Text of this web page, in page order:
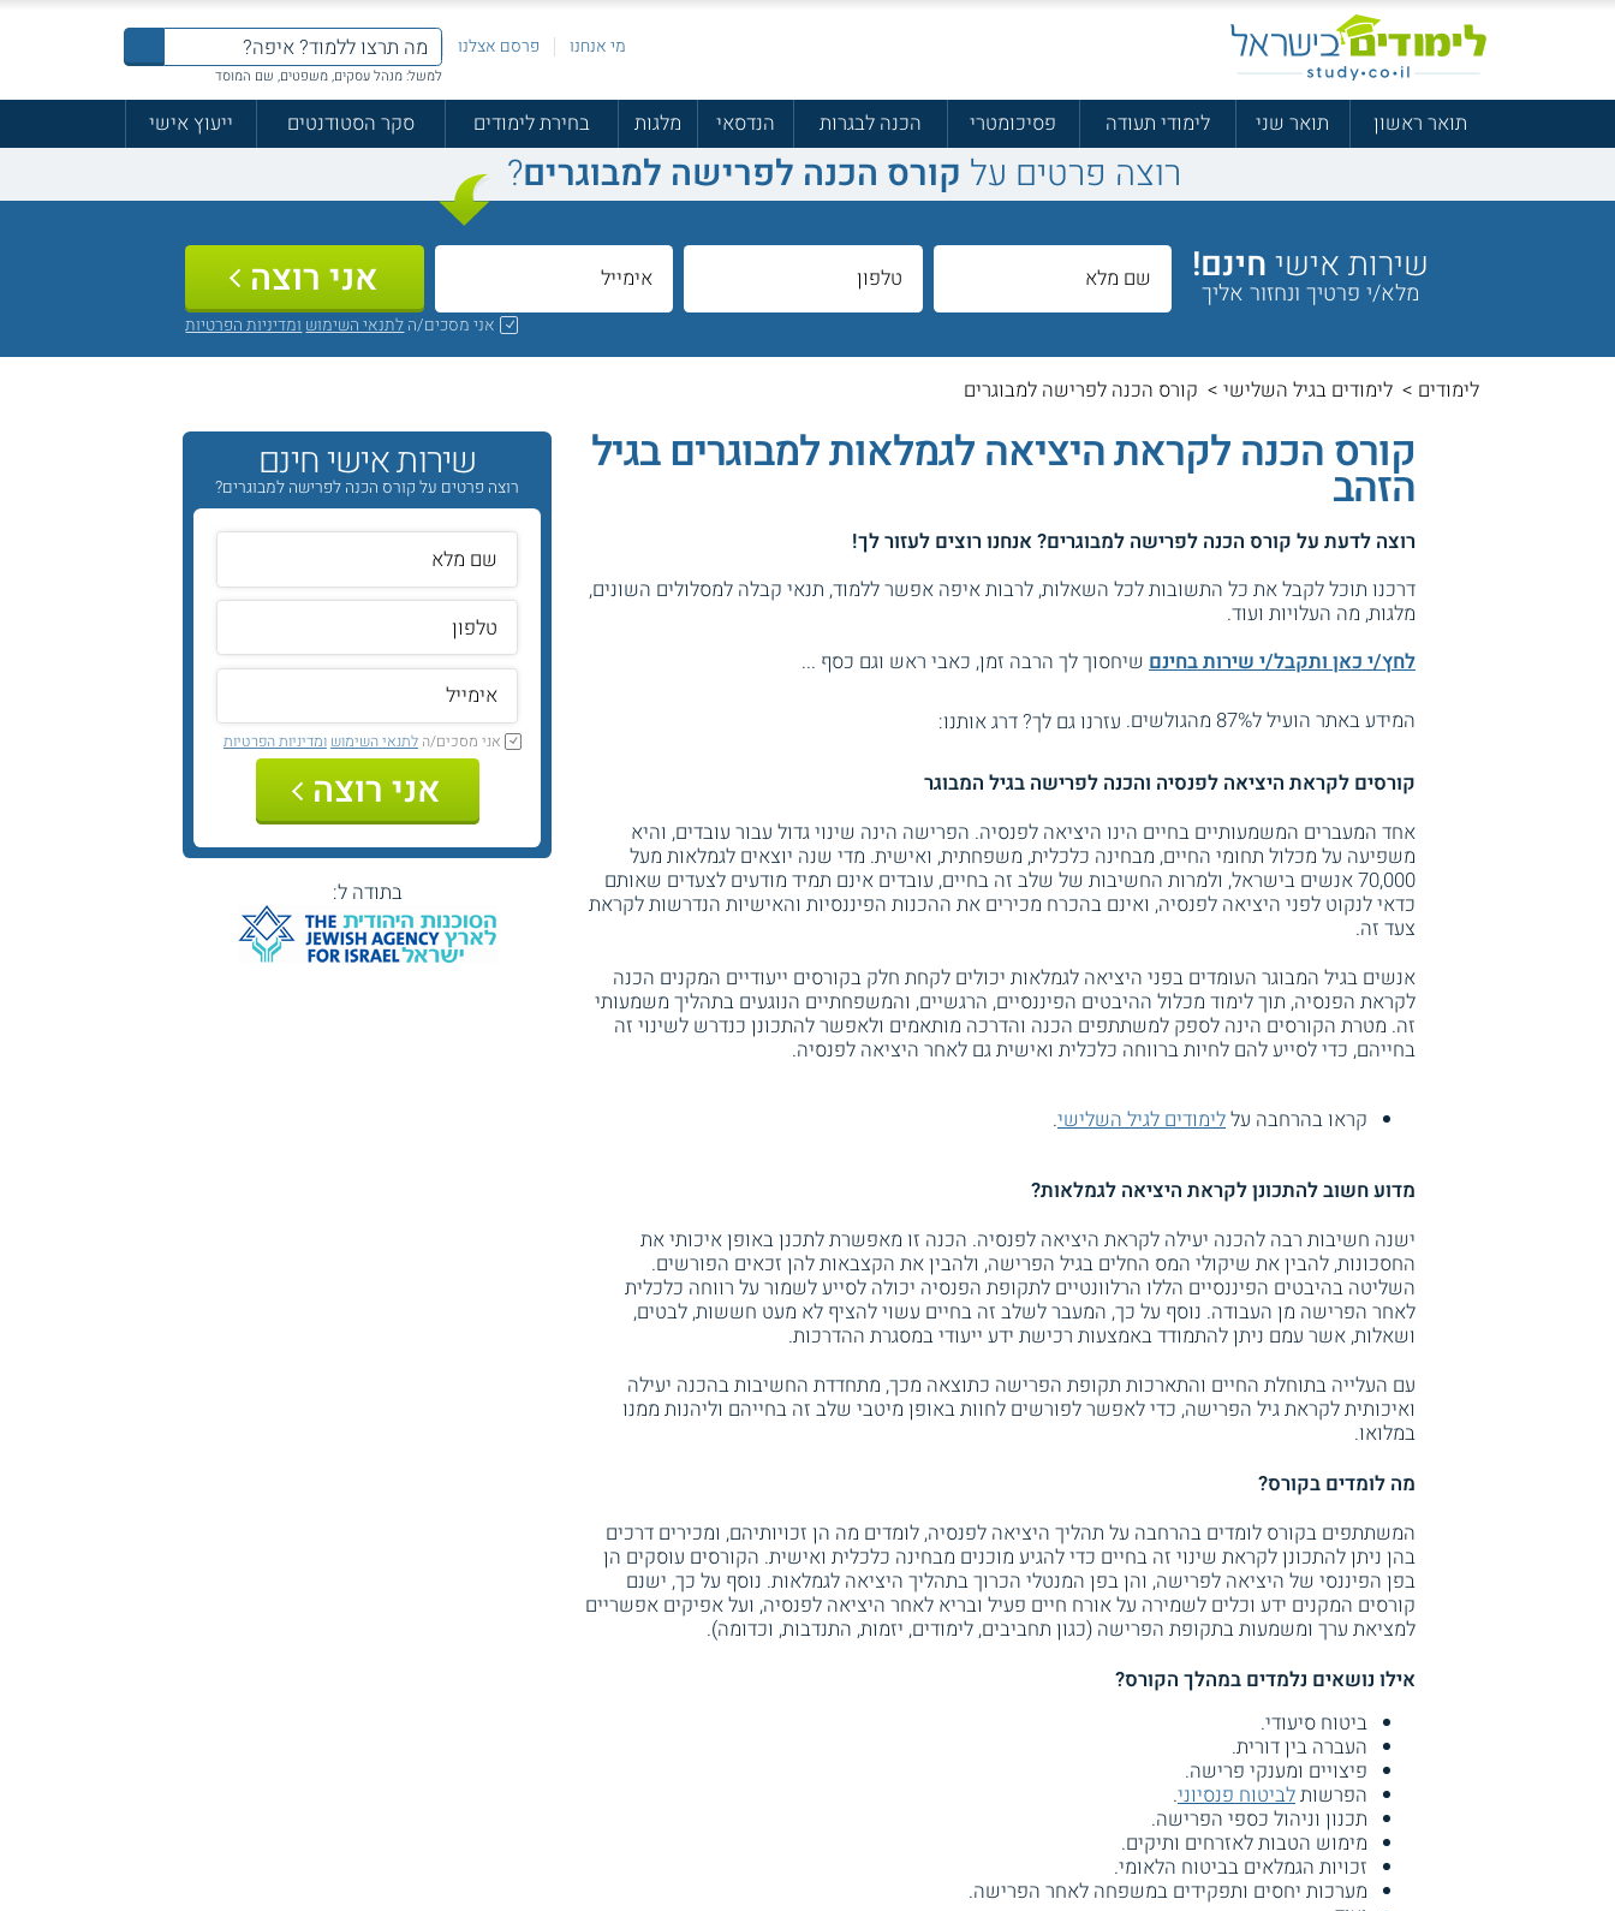
מי אנחנו פרסם אצלנו
למשל: מנהל עסקים, משפטים, שם המוסד
תואר ראשון תואר שני לימודי תעודה פסיכומטרי הכנה לבגרות הנדסאי מלגות בחירת לימודים סקר הסטודנטים ייעוץ אישי
רוצה פרטים על קורס הכנה לפרישה למבוגרים?
שירות אישיחינם!
מלא/י פרטיך ונחזור אליך
אני מסכים/הלתנאי השימושומדיניות הפרטיות
אני רוצה
לימודים > לימודים בגיל השלישי > קורס הכנה לפרישה למבוגרים
קורס הכנה לקראת היציאה לגמלאות למבוגרים בגיל
הזהב
רוצה לדעת על קורס הכנה לפרישה למבוגרים? אנחנו רוצים לעזור לך!
דרכנו תוכל לקבל את כל התשובות לכל השאלות, לרבות איפה אפשר ללמוד, תנאי קבלה למסלולים השונים,
מלגות, מה העלויות ועוד.
לחץ/י כאן ותקבל/י שירות בחינם שיחסוך לך הרבה זמן, כאבי ראש וגם כסף ...
המידע באתר הועיל ל87% מהגולשים.
עזרנו גם לך? דרג אותנו:
קורסים לקראת היציאה לפנסיה והכנה לפרישה בגיל המבוגר
אחד המעברים המשמעותיים בחיים הינו היציאה לפנסיה. הפרישה הינה שינוי גדול עבור עובדים, והיא
משפיעה על מכלול תחומי החיים, מבחינה כלכלית, משפחתית, ואישית. מדי שנה יוצאים לגמלאות מעל
70,000 אנשים בישראל, ולמרות החשיבות של שלב זה בחיים, עובדים אינם תמיד מודעים לצעדים שאותם
כדאי לנקוט לפני היציאה לפנסיה, ואינם בהכרח מכירים את ההכנות הפיננסיות והאישיות הנדרשות לקראת
צעד זה.
אנשים בגיל המבוגר העומדים בפני היציאה לגמלאות יכולים לקחת חלק בקורסים ייעודיים המקנים הכנה
לקראת הפנסיה, תוך לימוד מכלול ההיבטים הפיננסיים, הרגשיים, והמשפחתיים הנוגעים בתהליך משמעותי
זה. מטרת הקורסים הינה לספק למשתתפים הכנה והדרכה מותאמים ולאפשר להתכונן כנדרש לשינוי זה
בחייהם, כדי לסייע להם לחיות ברווחה כלכלית ואישית גם לאחר היציאה לפנסיה.
קראו בהרחבה עללימודים לגיל השלישי.
מדוע חשוב להתכונן לקראת היציאה לגמלאות?
ישנה חשיבות רבה להכנה יעילה לקראת היציאה לפנסיה. הכנה זו מאפשרת לתכנן באופן איכותי את
החסכונות, להבין את שיקולי המס החלים בגיל הפרישה, ולהבין את הקצבאות להן זכאים הפורשים.
השליטה בהיבטים הפיננסיים הללו הרלוונטיים לתקופת הפנסיה יכולה לסייע לשמור על רווחה כלכלית
לאחר הפרישה מן העבודה. נוסף על כך, המעבר לשלב זה בחיים עשוי להציף לא מעט חששות, לבטים,
ושאלות, אשר עמם ניתן להתמודד באמצעות רכישת ידע ייעודי במסגרת ההדרכות.
עם העלייה בתוחלת החיים והתארכות תקופת הפרישה כתוצאה מכך, מתחדדת החשיבות בהכנה יעילה
ואיכותית לקראת גיל הפרישה, כדי לאפשר לפורשים לחוות באופן מיטבי שלב זה בחייהם וליהנות ממנו
במלואו.
מה לומדים בקורס?
המשתתפים בקורס לומדים בהרחבה על תהליך היציאה לפנסיה, לומדים מה הן זכויותיהם, ומכירים דרכים
בהן ניתן להתכונן לקראת שינוי זה בחיים כדי להגיע מוכנים מבחינה כלכלית ואישית. הקורסים עוסקים הן
בפן הפיננסי של היציאה לפרישה, והן בפן המנטלי הכרוך בתהליך היציאה לגמלאות. נוסף על כך, ישנם
קורסים המקנים ידע וכלים לשמירה על אורח חיים פעיל ובריא לאחר היציאה לפנסיה, ועל אפיקים אפשריים
למציאת ערך ומשמעות בתקופת הפרישה (כגון תחביבים, לימודים, יזמות, התנדבות, וכדומה).
אילו נושאים נלמדים במהלך הקורס?
ביטוח סיעודי.
העברה בין דורית.
פיצויים ומענקי פרישה.
הפרשותלביטוח פנסיוני.
תכנון וניהול כספי הפרישה.
מימוש הטבות לאזרחים ותיקים.
זכויות הגמלאים בביטוח הלאומי.
מערכות יחסים ותפקידים במשפחה לאחר הפרישה.
שירות אישי חינם
רוצה פרטים על קורס הכנה לפרישה למבוגרים?
אני מסכים/הלתנאי השימוש ומדיניות הפרטיות
אני רוצה
בתודה ל: